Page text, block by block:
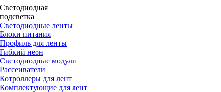
Светодиодная
подсветка
Светодиодные ленты
Блоки питания
Профиль для ленты
Гибкий неон
Светодиодные модули
Рассеиватели
Котроллеры для лент
Комплектующие для лент